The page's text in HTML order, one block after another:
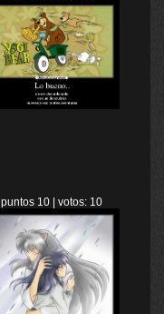
puntos 10 | votos: 10